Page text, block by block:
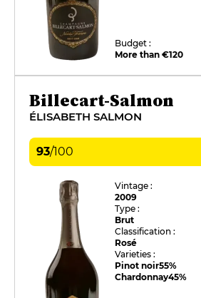
Budget :
More than €120
Billecart-Salmon
ÉLISABETH SALMON
93/100
Vintage :
2009
Type :
Brut
Classification :
Rosé
Varieties :
Pinot noir55%
Chardonnay45%